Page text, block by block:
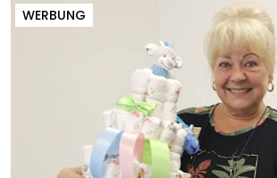
WERBUNG